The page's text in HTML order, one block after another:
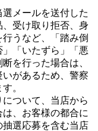
メールを送付した
受け取り拒否、身
うなど、「踏み倒
「いたずら」「悪
を行った場合は、
があるため、警察
。
ついて、当店から
、お客様の都合に
選応募を含む当店